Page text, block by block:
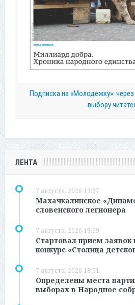
Подписка на «Молодежку»: через
выбору
ЛЕНТА
7 августа, 2026 19:37
Махачкалинское
словенского легионера
7 августа, 2026 19:29
Стартовал прием заявок
конкурс «Столица
7 августа, 2026 18:51
Определены места
выборах в Народное